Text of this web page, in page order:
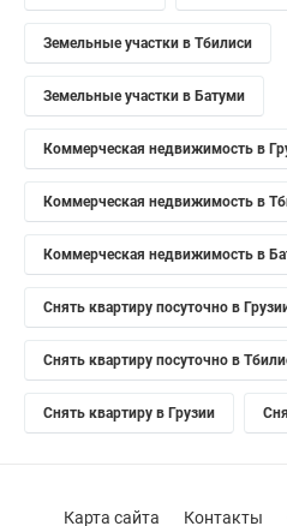
Земельные участки в Тбилиси
Земельные участки в Батуми
Коммерческая недвижимость в
Коммерческая недвижимость в
Коммерческая недвижимость в
Снять квартиру посуточно в
Снять квартиру посуточно в
Снять квартиру в Грузии
Карта сайта Контакты